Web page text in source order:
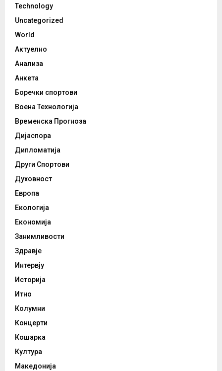
Technology
Uncategorized
World
Актуелно
Анализа
Анкета
Боречки спортови
Воена Технологија
Временска Прогноза
Дијаспора
Дипломатија
Други Спортови
Духовност
Европа
Екологија
Економија
Занимливости
Здравје
Интервју
Историја
Итно
Колумни
Концерти
Кошарка
Култура
Македонија